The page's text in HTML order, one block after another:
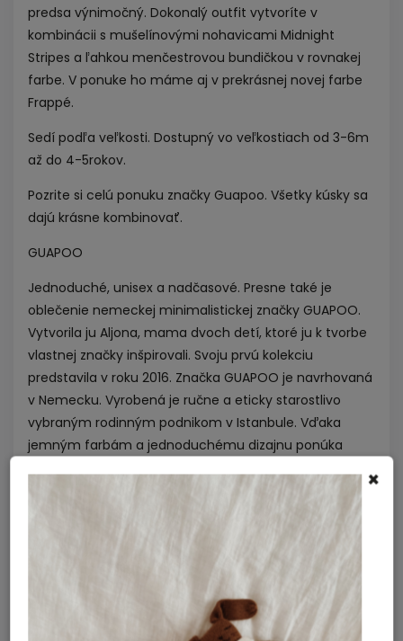
predsa výnimočný. Dokonalý outfit vytvoríte v
kombinácii s mušelínovými nohavicami Midnight
Stripes a ľahkou menčestrovou bundičkou v rovnakej
farbe. V ponuke ho máme aj v prekrásnej novej farbe
Frappé.
Sedí podľa veľkosti. Dostupný vo veľkostiach od 3-6m
až do 4-5rokov.
Pozrite si celú ponuku značky Guapoo. Všetky kúsky sa
dajú krásne kombinovať.
GUAPOO
Jednoduché, unisex a nadčasové. Presne také je
oblečenie nemeckej minimalistickej značky GUAPOO.
Vytvorila ju Aljona, mama dvoch detí, ktoré ju k tvorbe
vlastnej značky inšpirovali. Svoju prvú kolekciu
predstavila v roku 2016. Značka GUAPOO je navrhovaná
v Nemecku. Vyrobená je ručne a eticky starostlivo
vybraným rodinným podnikom v Istanbule. Vďaka
jemným farbám a jednoduchému dizajnu ponúka
0 do 5 rokov. Sme jedným z prvých e-shopov vôbec,
ktorému sa podarilo začať spoluprácu s touto
jedinečnou značkou. V Nemecku sa medzi mamičkami
teší veľkej obľube a my veríme, že sa rovnako bude
Dodatočné parametre
×